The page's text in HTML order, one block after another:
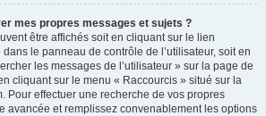
mes propres messages et sujets ?
être affichés soit en cliquant sur le lien
le panneau de contrôle de l’utilisateur, soit en
les messages de l’utilisateur » sur la page de
cliquant sur le menu « Raccourcis » situé sur la
Pour effectuer une recherche de vos propres
avancée et remplissez convenablement les options